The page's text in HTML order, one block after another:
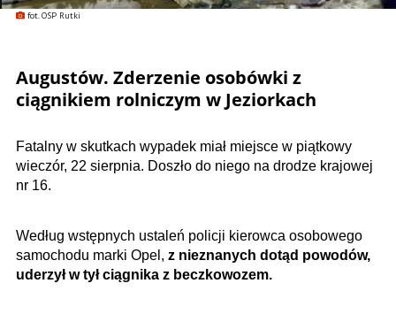
fot. OSP Rutki
Augustów. Zderzenie osobówki z
ciągnikiem rolniczym w Jeziorkach
Fatalny w skutkach wypadek miał miejsce w piątkowy
wieczór, 22 sierpnia. Doszło do niego na drodze krajowej
nr 16.
Według wstępnych ustaleń policji kierowca osobowego
samochodu marki Opel, z nieznanych dotąd powodów,
uderzył w tył ciągnika z beczkowozem.